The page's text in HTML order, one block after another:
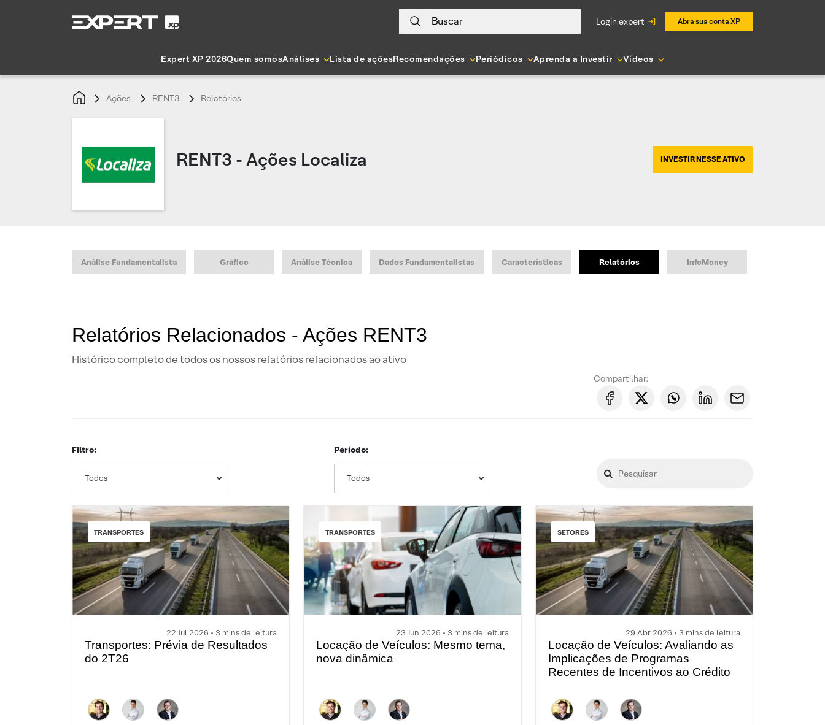
Buscar login expert Abra sua conta XP
Expert XP 2026Quem somosAnálises Lista de açõesRecomendações Periódicos Aprenda a Investir Vídeos
Ações RENT3 Relatórios
RENT3 - Ações Localiza INVESTIR NESSE ATIVO
Análise Fundamentalista Gráfico Análise Técnica Dados Fundamentalistas Características Relatórios InfoMoney
Relatórios Relacionados - Ações RENT3
Histórico completo de todos os nossos relatórios relacionados ao ativo
Compartilhar:
Filtro:
Todos
Período:
Todos
TRANSPORTES
22 Jul 2026 • 3 mins de leitura
Transportes: Prévia de Resultados
do 2T26
TRANSPORTES
23 Jun 2026 • 3 mins de leitura
Locação de Veículos: Mesmo tema,
nova dinâmica
SETORES
29 Abr 2026 • 3 mins de leitura
Locação de Veículos: Avaliando as
Implicações de Programas
Recentes de Incentivos ao Crédito